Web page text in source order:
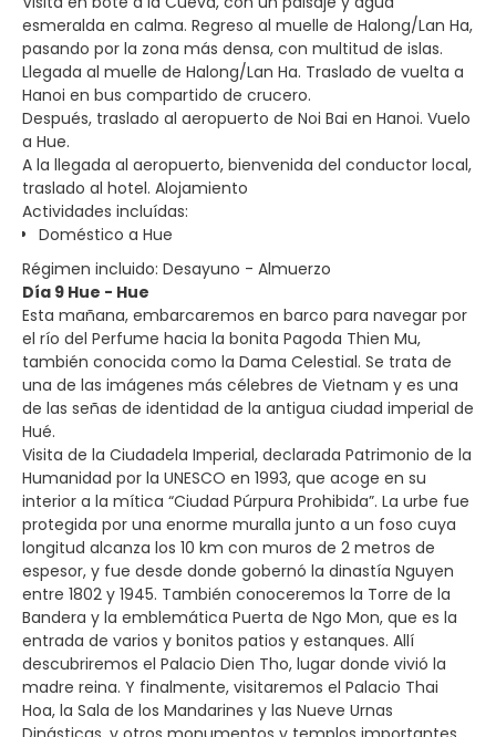
esmeralda en calma. Regreso al muelle de Halong/Lan Ha,
pasando por la zona más densa, con multitud de islas.
Llegada al muelle de Halong/Lan Ha. Traslado de vuelta a
Hanoi en bus compartido de crucero.
Después, traslado al aeropuerto de Noi Bai en Hanoi. Vuelo
a Hue.
A la llegada al aeropuerto, bienvenida del conductor local,
traslado al hotel. Alojamiento
Actividades incluídas:
Doméstico a Hue
Régimen incluido: Desayuno - Almuerzo
Día 9 Hue - Hue
Esta mañana, embarcaremos en barco para navegar por
el río del Perfume hacia la bonita Pagoda Thien Mu,
también conocida como la Dama Celestial. Se trata de
una de las imágenes más célebres de Vietnam y es una
de las señas de identidad de la antigua ciudad imperial de
Hué.
Visita de la Ciudadela Imperial, declarada Patrimonio de la
Humanidad por la UNESCO en 1993, que acoge en su
interior a la mítica “Ciudad Púrpura Prohibida”. La urbe fue
protegida por una enorme muralla junto a un foso cuya
longitud alcanza los 10 km con muros de 2 metros de
espesor, y fue desde donde gobernó la dinastía Nguyen
entre 1802 y 1945. También conoceremos la Torre de la
Bandera y la emblemática Puerta de Ngo Mon, que es la
entrada de varios y bonitos patios y estanques. Allí
descubriremos el Palacio Dien Tho, lugar donde vivió la
madre reina. Y finalmente, visitaremos el Palacio Thai
Hoa, la Sala de los Mandarines y las Nueve Urnas